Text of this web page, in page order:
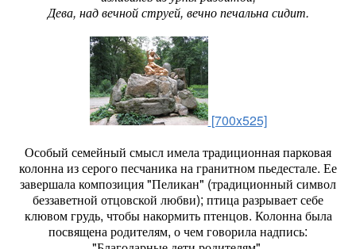
Дева, над вечной струей, вечно печальна сидит.
[700x525]
Особый семейный смысл имела традиционная парковая
колонна из серого песчаника на гранитном пьедестале. Ее
завершала компо­зиция "Пеликан" (традиционный символ
беззаветной отцовской любви); птица разрывает себе
клювом грудь, чтобы накормить птенцов. Колонна была
посвящена родителям, о чем говорила надпись: